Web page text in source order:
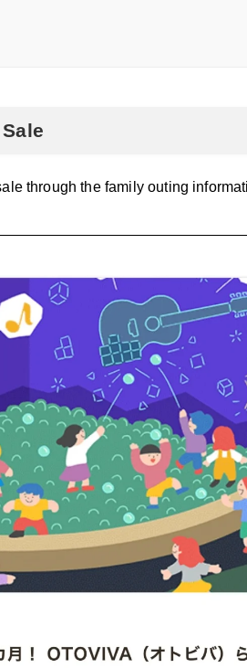
through the family outing